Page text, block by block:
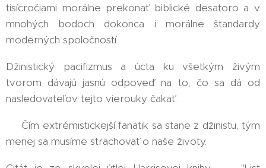
tisícročiami morálne prekonať biblické desatoro a v
mnohých bodoch dokonca i morálne štandardy
moderných spoločností ‼️
Džinistický pacifizmus a úcta ku všetkým živým
tvorom dávajú jasnú odpoveď na to, čo sa dá od
nasledovateľov tejto vierouky čakať:
➡️ Čím extrémistickejší fanatik sa stane z džinistu, tým
menej sa musíme strachovať o naše životy.